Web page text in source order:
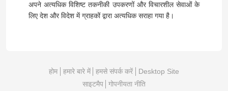
अपने अत्यधिक विशिष्ट तकनीकी उपकरणों और विचारशील सेवाओं के
लिए देश और विदेश में ग्राहकों द्वारा अत्यधिक सराहा गया है।
होम हमारे बारे में हमसे संपर्क करें
Desktop Site
साइटमैप
गोपनीयता नीति